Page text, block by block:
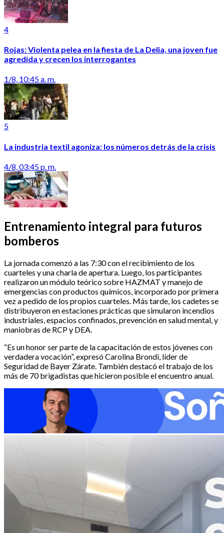
4
Rojas: Violenta pelea en la fiesta de La Delia, una joven fue
agredida y crecen los interrogantes
1/8, 10:45 a. m.
5
La industria textil agoniza: los números detrás de la crisis
4/8, 03:45 p. m.
Entrenamiento integral para futuros
bomberos
La jornada comenzó a las 7:30 con el recibimiento de los
cuarteles y una charla de apertura. Luego, los participantes
realizaron un módulo teórico sobre HAZMAT y manejo de
emergencias con productos químicos, incorporado por primera
vez a pedido de los propios cuarteles. Más tarde, los cadetes se
distribuyeron en estaciones prácticas que simularon incendios
industriales, espacios confinados, prevención en salud mental, y
maniobras de RCP y DEA.
“Es un honor ser parte de la capacitación de estos jóvenes con
verdadera vocación”, expresó Carolina Brondi, líder de
Seguridad de Bayer Zárate. También destacó el trabajo de los
más de 70 brigadistas que hicieron posible el encuentro anual.